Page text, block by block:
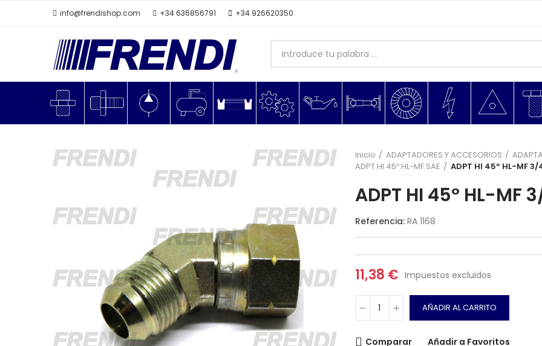
info@frendishop.com +34 636856791 +34 926620350
Inicio ADAPTADORES Y ACCESORIOS
ADPT HI 45º HL-MF SAE
ADPT HI 45º HL-MF 3/
ADPT HI 45º HL-MF
Referencia: RA 1168
11,38 € Impuestos excluidos
AÑADIR AL CARRITO
Comparar Añadir a Favoritos